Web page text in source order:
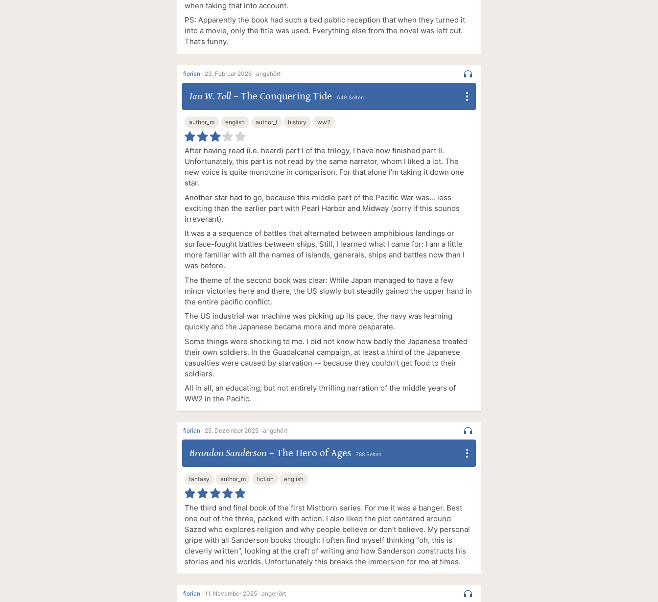
when taking that into account.
PS: Apparently the book had such a bad public reception that when they turned it
into a movie, only the title was used. Everything else from the novel was left out.
That’s funny.
florian · 23. Februar 2026 · angehört
Ian W. Toll– The Conquering Tide 649 Seiten
author_m english author_f history ww2
After having read (i.e. heard) part I of the trilogy, I have now finished part II.
Unfortunately, this part is not read by the same narrator, whom I liked a lot. The
new voice is quite monotone in comparison. For that alone I'm taking it down one
star.
Another star had to go, because this middle part of the Pacific War was... less
exciting than the earlier part with Pearl Harbor and Midway (sorry if this sounds
irreverant).
It was a a sequence of battles that alternated between amphibious landings or
surface-fought battles between ships. Still, I learned what I came for: I am a little
more familiar with all the names of islands, generals, ships and battles now than I
was before.
The theme of the second book was clear: While Japan managed to have a few
minor victories here and there, the US slowly but steadily gained the upper hand in
the entire pacific conflict.
The US industrial war machine was picking up its pace, the navy was learning
quickly and the Japanese became more and more desparate.
Some things were shocking to me. I did not know how badly the Japanese treated
their own soldiers. In the Guadalcanal campaign, at least a third of the Japanese
casualties were caused by starvation -- because they couldn't get food to their
soldiers.
All in all, an educating, but not entirely thrilling narration of the middle years of
WW2 in the Pacific.
florian · 25. Dezember 2025 · angehört
Brandon Sanderson – The Hero of Ages 788 Seiten
fantasy author_m fiction english
The third and final book of the first Mistborn series. For me it was a banger. Best
one out of the three, packed with action. I also liked the plot centered around
Sazed who explores religion and why people believe or don’t believe. My personal
gripe with all Sanderson books though: I often find myself thinking “oh, this is
cleverly written”, looking at the craft of writing and how Sanderson constructs his
stories and his worlds. Unfortunately this breaks the immersion for me at times.
florian · 11. November 2025 · angehört